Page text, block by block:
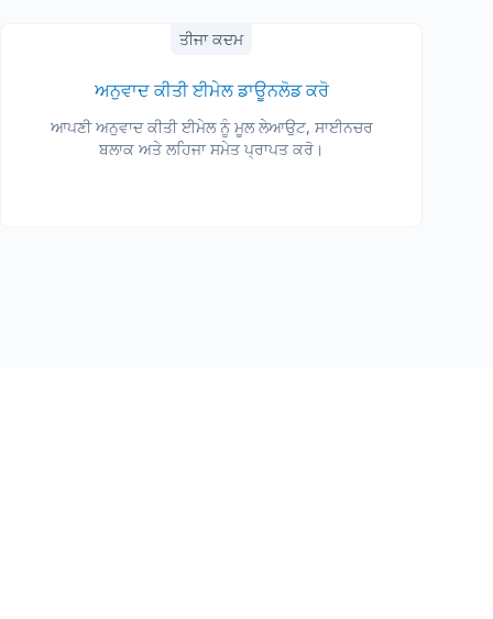
ਤੀਜਾ ਕਦਮ
ਅਨੁਵਾਦ ਕੀਤੀ ਈਮੇਲ ਡਾਊਨਲੋਡ ਕਰੋ
ਆਪਣੀ ਅਨੁਵਾਦ ਕੀਤੀ ਈਮੇਲ ਨੂੰ ਮੂਲ ਲੇਆਉਟ, ਸਾਈਨਚਰ
ਬਲਾਕ ਅਤੇ ਲਹਿਜਾ ਸਮੇਤ ਪ੍ਰਾਪਤ ਕਰੋ।